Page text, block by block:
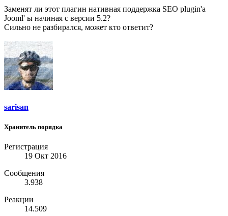
Заменят ли этот плагин нативная поддержка SEO plugin'а
Jooml' ы начиная с версии 5.2?
Сильно не разбирался, может кто ответит?
sarisan
Хранитель порядка
Регистрация
19 Окт 2016
Сообщения
3.938
Реакции
14.509